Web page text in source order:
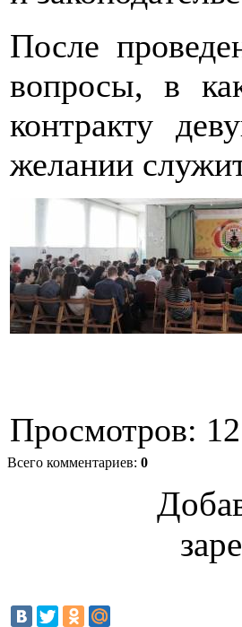
После
вопросы, в
контракту
желании
Просмотров:
Всего комментариев: 0